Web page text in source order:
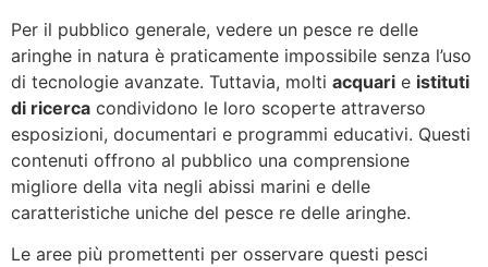
Per il pubblico generale, vedere un pesce re delle
aringhe in natura è praticamente impossibile senza l’uso
di tecnologie avanzate. Tuttavia, molti acquari e istituti
di ricerca condividono le loro scoperte attraverso
esposizioni, documentari e programmi educativi. Questi
contenuti offrono al pubblico una comprensione
migliore della vita negli abissi marini e delle
caratteristiche uniche del pesce re delle aringhe.
Le aree più promettenti per osservare questi pesci